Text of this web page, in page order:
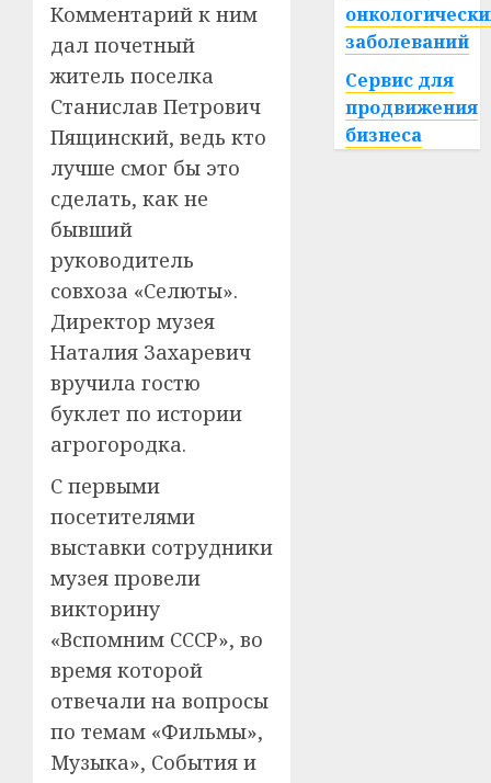
Комментарий к ним
дал почетный
житель поселка
Станислав Петрович
Пящинский, ведь кто
лучше смог бы это
сделать, как не
бывший
руководитель
совхоза «Селюты».
Директор музея
Наталия Захаревич
вручила гостю
буклет по истории
агрогородка.
С первыми
посетителями
выставки сотрудники
музея провели
викторину
«Вспомним СССР», во
время которой
отвечали на вопросы
по темам «Фильмы»,
Музыка», События и
заболеваний
Сервис для
продвижения
бизнеса